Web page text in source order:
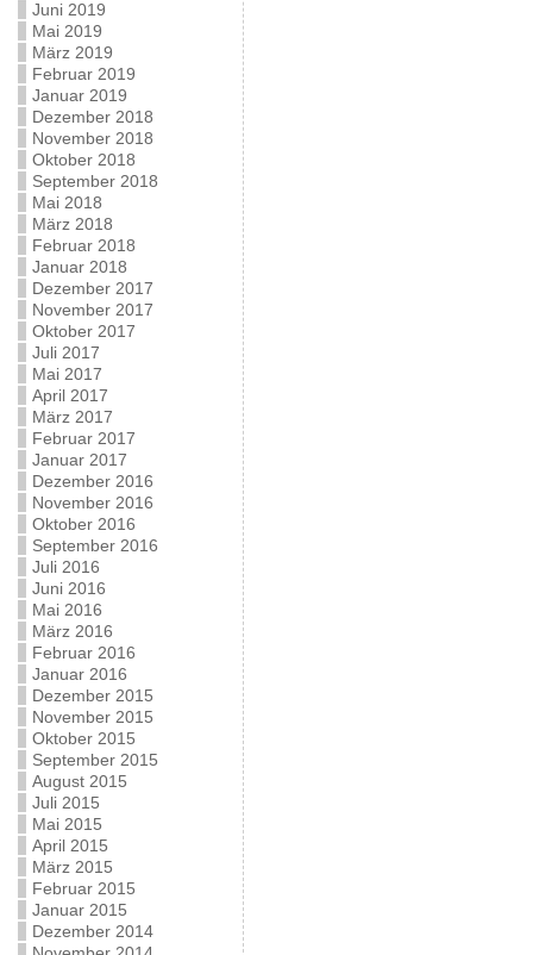
Juni 2019
Mai 2019
März 2019
Februar 2019
Januar 2019
Dezember 2018
November 2018
Oktober 2018
September 2018
Mai 2018
März 2018
Februar 2018
Januar 2018
Dezember 2017
November 2017
Oktober 2017
Juli 2017
Mai 2017
April 2017
März 2017
Februar 2017
Januar 2017
Dezember 2016
November 2016
Oktober 2016
September 2016
Juli 2016
Juni 2016
Mai 2016
März 2016
Februar 2016
Januar 2016
Dezember 2015
November 2015
Oktober 2015
September 2015
August 2015
Juli 2015
Mai 2015
April 2015
März 2015
Februar 2015
Januar 2015
Dezember 2014